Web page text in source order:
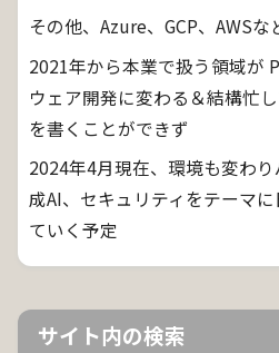
その他、Azure、GCP、AWSな
2021年から本業で扱う領域が
ウェア開発に変わる＆結構忙
を書くことができず
2024年4月現在、環境も変わ
成AI、セキュリティをテーマ
ていく予定
サイト内の検索